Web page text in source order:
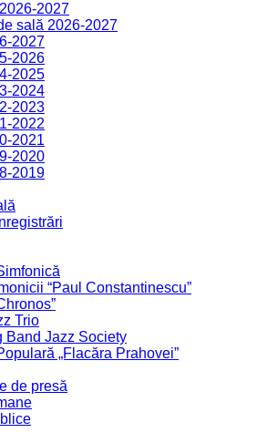
2027
sală 2026-2027
2027
2026
2025
2024
2023
2022
2021
2020
2019
“Paul Constantinescu”
Trio
Band Jazz Society
„Flacăra Prahovei”
de presă